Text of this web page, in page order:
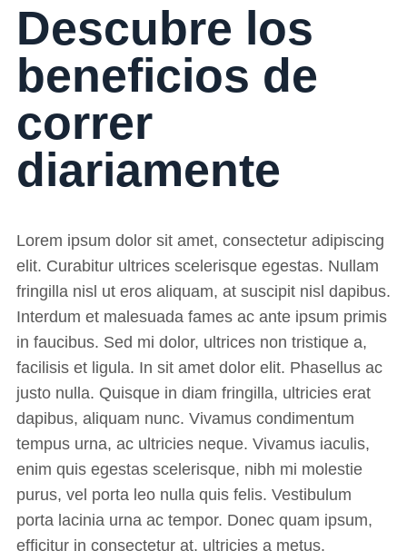
Descubre los
beneficios de
correr
diariamente
Lorem ipsum dolor sit amet, consectetur adipiscing
elit. Curabitur ultrices scelerisque egestas. Nullam
fringilla nisl ut eros aliquam, at suscipit nisl dapibus.
Interdum et malesuada fames ac ante ipsum primis
in faucibus. Sed mi dolor, ultrices non tristique a,
facilisis et ligula. In sit amet dolor elit. Phasellus ac
justo nulla. Quisque in diam fringilla, ultricies erat
dapibus, aliquam nunc. Vivamus condimentum
tempus urna, ac ultricies neque. Vivamus iaculis,
enim quis egestas scelerisque, nibh mi molestie
purus, vel porta leo nulla quis felis. Vestibulum
porta lacinia urna ac tempor. Donec quam ipsum,
efficitur in consectetur at, ultricies a metus.